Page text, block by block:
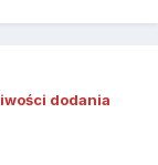
dodania